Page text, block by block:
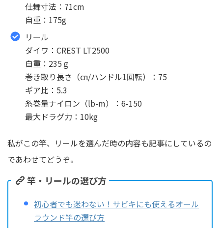
仕舞寸法：71cm
自重：175g
リール
ダイワ：CREST LT2500
自重：235ｇ
巻き取り長さ（㎝/ハンドル1回転）：75
ギア比：5.3
糸巻量ナイロン（lb-m）：6-150
最大ドラグ力：10kg
私がこの竿、リールを選んだ時の内容も記事にしているの
であわせてどうぞ。
竿・リールの選び方
初心者でも迷わない！サビキにも使えるオール
ラウンド竿の選び方